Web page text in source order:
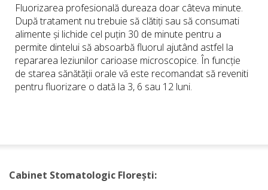
Fluorizarea profesională dureaza doar câteva minute.
După tratament nu trebuie să clătiți sau să consumati
alimente și lichide cel puțin 30 de minute pentru a
permite dintelui să absoarbă fluorul ajutând astfel la
repararea leziunilor carioase microscopice. În funcție
de starea sănătății orale vă este recomandat să reveniti
pentru fluorizare o dată la 3, 6 sau 12 luni.
Cabinet Stomatologic Florești: